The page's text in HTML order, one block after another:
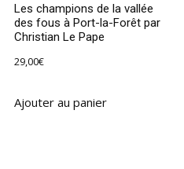
Les champions de la vallée
des fous à Port-la-Forêt par
Christian Le Pape
29,00€
Ajouter au panier